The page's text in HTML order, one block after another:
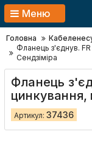
Меню
Головна
Фланець з'єднув.
Сендзіміра
Фланець
цинкування,
Артикул: 37436